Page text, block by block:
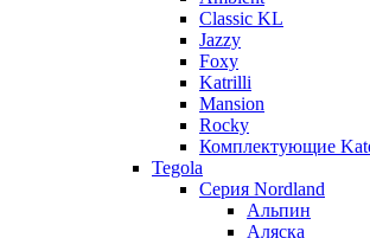
Classic KL
Jazzy
Foxy
Katrilli
Mansion
Rocky
Комплектующие
Tegola
Серия Nordland
Альпин
Аляска